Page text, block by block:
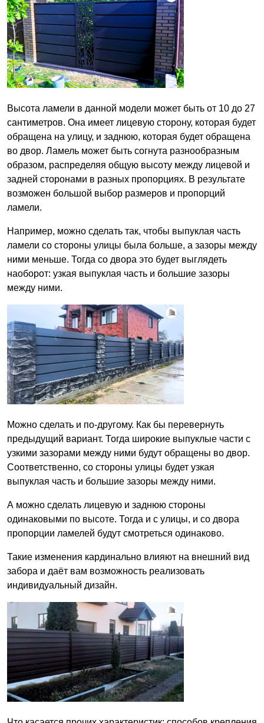
Высота ламели в данной модели может быть от 10 до 27
сантиметров. Она имеет лицевую сторону, которая будет
обращена на улицу, и заднюю, которая будет обращена
во двор. Ламель может быть согнута разнообразным
образом, распределяя общую высоту между лицевой и
задней сторонами в разных пропорциях. В результате
возможен большой выбор размеров и пропорций
ламели.
Например, можно сделать так, чтобы выпуклая часть
ламели со стороны улицы была больше, а зазоры между
ними меньше. Тогда со двора это будет выглядеть
наоборот: узкая выпуклая часть и большие зазоры
между ними.
Можно сделать и по-другому. Как бы перевернуть
предыдущий вариант. Тогда широкие выпуклые части с
узкими зазорами между ними будут обращены во двор.
Соответственно, со стороны улицы будет узкая
выпуклая часть и большие зазоры между ними.
А можно сделать лицевую и заднюю стороны
одинаковыми по высоте. Тогда и с улицы, и со двора
пропорции ламелей будут смотреться одинаково.
Такие изменения кардинально влияют на внешний вид
забора и даёт вам возможность реализовать
индивидуальный дизайн.